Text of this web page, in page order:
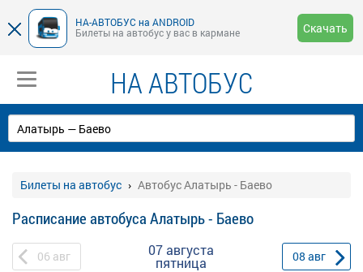
НА-АВТОБУС на ANDROID
Билеты на автобус у вас в кармане
Скачать
НА АВТОБУС
Билеты на автобус Автобус Алатырь - Баево
Расписание автобуса Алатырь - Баево
06 авг 07 августа
пятница 08 авг